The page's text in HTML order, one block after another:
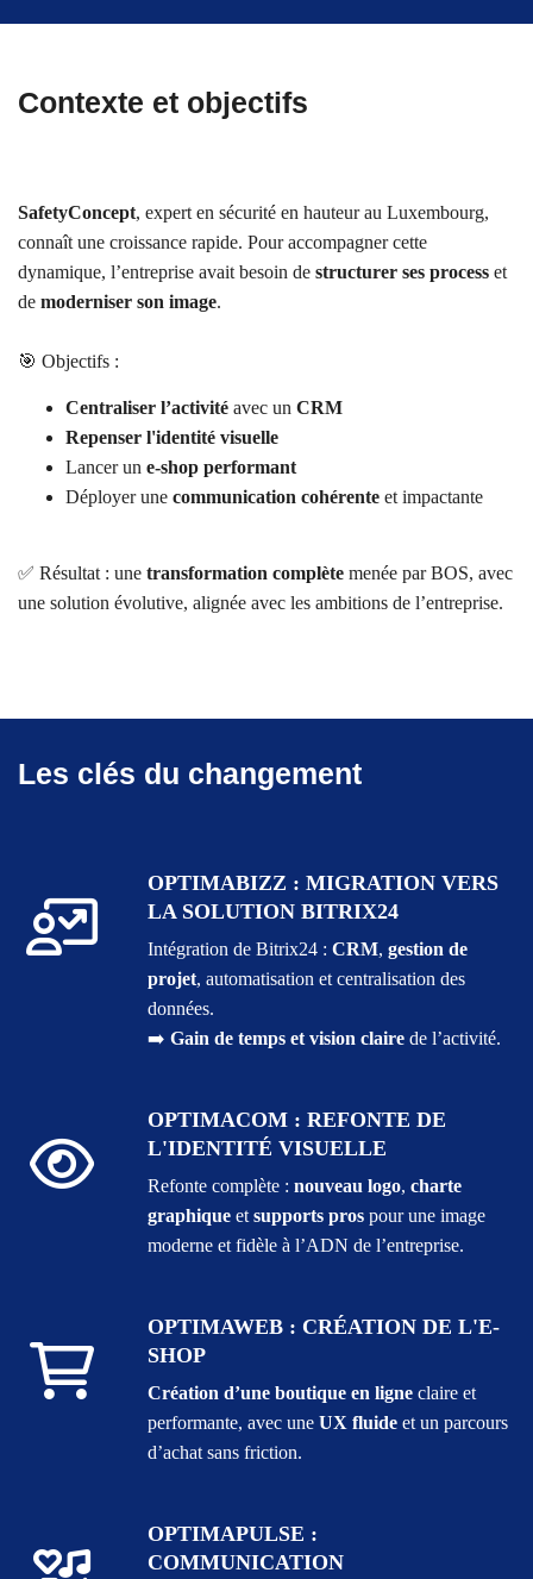
Contexte et objectifs
SafetyConcept, expert en sécurité en hauteur au Luxembourg,
connaît une croissance rapide. Pour accompagner cette
dynamique, l’entreprise avait besoin de structurer ses process et
de moderniser son image.
🎯 Objectifs :
Centraliser l’activité avec un CRM
Repenser l'identité visuelle
Lancer un e-shop performant
Déployer une communication cohérente et impactante
✅ Résultat : une transformation complète menée par BOS, avec
une solution évolutive, alignée avec les ambitions de l’entreprise.
Les clés du changement
OPTIMABIZZ : MIGRATION VERS
LA SOLUTION BITRIX24
Intégration de Bitrix24 : CRM, gestion de
projet, automatisation et centralisation des
données.
➡️ Gain de temps et vision clairede l’activité.
OPTIMACOM: REFONTE DE
L'IDENTITÉ VISUELLE
Refonte complète : nouveau logo, charte
graphiqueet supports prospour une image
moderne et fidèle à l’ADN de l’entreprise.
OPTIMAWEB : CRÉATION DE L'E-
SHOP
Création d’une boutique en ligneclaire et
performante, avec une UX fluideet un parcours
d’achat sans friction.
OPTIMAPULSE :
COMMUNICATION